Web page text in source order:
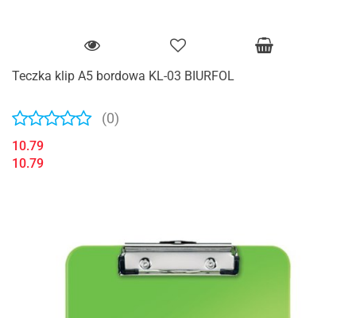
Teczka klip A5 bordowa KL-03 BIURFOL
(0)
10.79
10.79